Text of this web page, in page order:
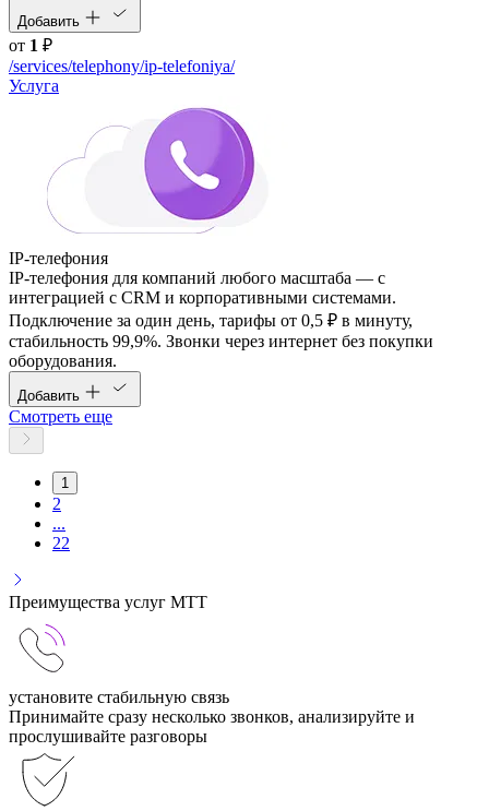
Добавить
от 1 ₽
/services/telephony/ip-telefoniya/
Услуга
IP-телефония
IP-телефония для компаний любого масштаба — с
интеграцией с CRM и корпоративными системами.
Подключение за один день, тарифы от 0,5 ₽ в минуту,
стабильность 99,9%. Звонки через интернет без покупки
оборудования.
Добавить
Смотреть еще
1
2
...
22
Преимущества услуг МТТ
установите стабильную связь
Принимайте сразу несколько звонков, анализируйте и
прослушивайте разговоры